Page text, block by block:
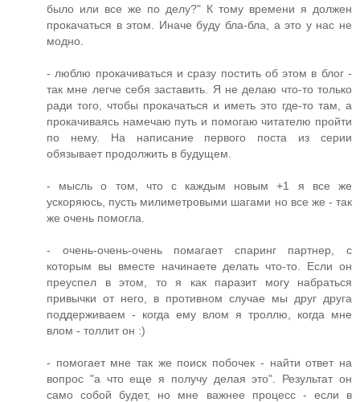
было или все же по делу?" К тому времени я должен
прокачаться в этом. Иначе буду бла-бла, а это у нас не
модно.
- люблю прокачиваться и сразу постить об этом в блог -
так мне легче себя заставить. Я не делаю что-то только
ради того, чтобы прокачаться и иметь это где-то там, а
прокачиваясь намечаю путь и помогаю читателю пройти
по нему. На написание первого поста из серии
обязывает продолжить в будущем.
- мысль о том, что с каждым новым +1 я все же
ускоряюсь, пусть милиметровыми шагами но все же - так
же очень помогла.
- очень-очень-очень помагает спаринг партнер, с
которым вы вместе начинаете делать что-то. Если он
преуспел в этом, то я как паразит могу набраться
привычки от него, в противном случае мы друг друга
поддерживаем - когда ему влом я троллю, когда мне
влом - толлит он :)
- помогает мне так же поиск побочек - найти ответ на
вопрос "а что еще я получу делая это". Результат он
само собой будет, но мне важнее процесс - если в